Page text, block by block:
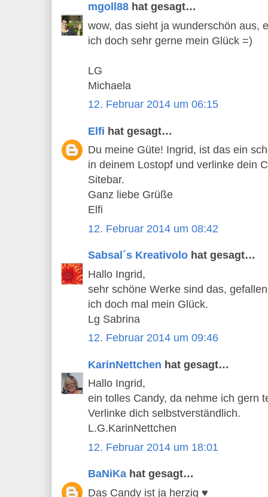
mgoll88 hat gesagt…
wow, das sieht ja wunderschön aus,
ich doch sehr gerne mein Glück =)
LG
Michaela
12. Februar 2014 um 06:15
Elfi hat gesagt…
Du meine Güte! Ingrid, ist das ein
in deinem Lostopf und verlinke dein
Sitebar.
Ganz liebe Grüße
Elfi
12. Februar 2014 um 08:42
Sabsal´s Kreativolo hat gesagt…
Hallo Ingrid,
sehr schöne Werke sind das,
ich doch mal mein Glück.
Lg Sabrina
12. Februar 2014 um 09:46
KarinNettchen hat gesagt…
Hallo Ingrid,
ein tolles Candy, da nehme ich gern
Verlinke dich selbstverständlich.
L.G.KarinNettchen
12. Februar 2014 um 18:01
BaNiKa hat gesagt…
Das Candy ist ja herzig ♥